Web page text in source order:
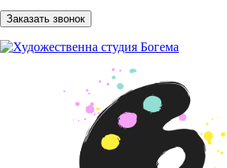
Заказать звонок